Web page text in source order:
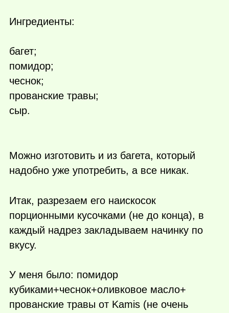
Ингредиенты:
багет;
помидор;
чеснок;
прованские травы;
сыр.
Можно изготовить и из багета, который
надобно уже употребить, а все никак.
Итак, разрезаем его наискосок
порционными кусочками (не до конца), в
каждый надрез закладываем начинку по
вкусу.
У меня было: помидор
кубиками+чеснок+оливковое масло+
прованские травы от Kamis (не очень